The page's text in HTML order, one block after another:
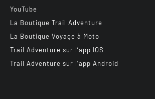
YouTube
La Boutique Trail Adventure
La Boutique Voyage à Moto
Trail Adventure sur l’app IOS
Trail Adventure sur l’app Android